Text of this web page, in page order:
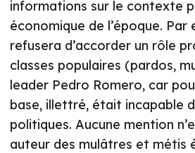
informations sur le contexte
économique de l’époque. Par
refusera d’accorder un rôle
classes populaires (pardos,
leader Pedro Romero, car
base, illettré, était incapable
politiques. Aucune mention
auteur des mulâtres et métis